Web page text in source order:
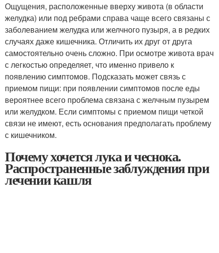
Ощущения, расположенные вверху живота (в области
желудка) или под ребрами справа чаще всего связаны с
заболеванием желудка или желчного пузыря, а в редких
случаях даже кишечника. Отличить их друг от друга
самостоятельно очень сложно. При осмотре живота врач
с легкостью определяет, что именно привело к
появлению симптомов. Подсказать может связь с
приемом пищи: при появлении симптомов после еды
вероятнее всего проблема связана с желчным пузырем
или желудком. Если симптомы с приемом пищи четкой
связи не имеют, есть основания предполагать проблему
с кишечником.
Почему хочется лука и чеснока.
Распространенные заблуждения при
лечении кашля